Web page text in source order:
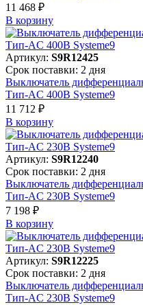
11 468 ₽
В корзинy
Артикул: S9R12425
Срок поставки: 2 дня
Выключатель
Тип-AC 400В Systeme9
11 712 ₽
В корзинy
Артикул: S9R12240
Срок поставки: 2 дня
Выключатель
Тип-AC 230В Systeme9
7 198 ₽
В корзинy
Артикул: S9R12225
Срок поставки: 2 дня
Выключатель
Тип-AC 230В Systeme9